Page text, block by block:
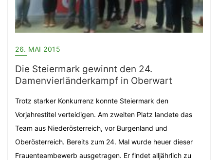
26. MAI 2015
Die Steiermark gewinnt den 24.
Damenvierländerkampf in Oberwart
Trotz starker Konkurrenz konnte Steiermark den
Vorjahrestitel verteidigen. Am zweiten Platz landete das
Team aus Niederösterreich, vor Burgenland und
Oberösterreich. Bereits zum 24. Mal wurde heuer dieser
Frauenteambewerb ausgetragen. Er findet alljährlich zu